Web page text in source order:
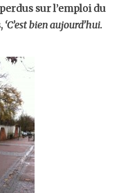
sur l’emploi du
‘C’est bien aujourd’hui.